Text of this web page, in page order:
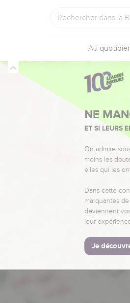
Au
NE
ET SI LEURS
On admire
moins les
elles qui les
Dans cette
marquantes
deviennent
leur
Je